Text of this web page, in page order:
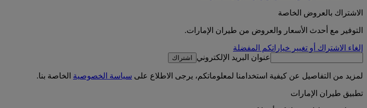
الاشتراك بالعروض الخاصة
التوفير مع أحدث الأسعار والعروض من طيران الإمارات.
إلغاء الاشتراك أو تغيير خياراتكم المفضلة
عنوان البريد الإلكتروني
اشتراك
لمزيد من التفاصيل عن كيفية استخدامنا لمعلوماتكم، يرجى الاطلاع على سياسة الخصوصية الخاصة بنا.
تطبيق طيران الإمارات